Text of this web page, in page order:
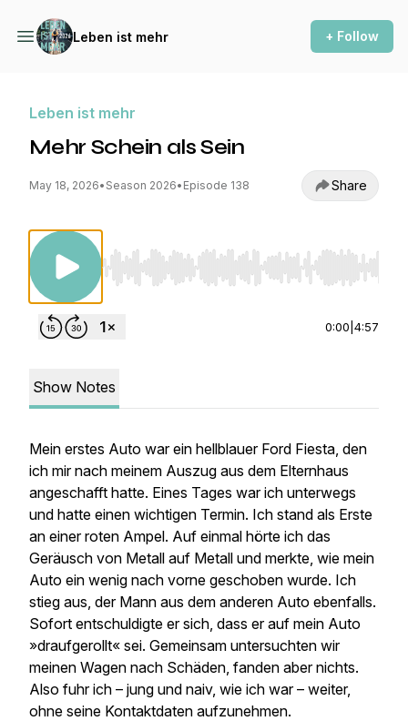
Leben ist mehr + Follow
Leben ist mehr
Mehr Schein als Sein
May 18, 2026• Season 2026• Episode 138 Share
Use Left/Right to seek, Home/End to jump to
0:00 4:57
Show Notes
Mein erstes Auto war ein hellblauer Ford Fiesta, den
ich mir nach meinem Auszug aus dem Elternhaus
angeschafft hatte. Eines Tages war ich unterwegs
und hatte einen wichtigen Termin. Ich stand als Erste
an einer roten Ampel. Auf einmal hörte ich das
Geräusch von Metall auf Metall und merkte, wie mein
Auto ein wenig nach vorne geschoben wurde. Ich
stieg aus, der Mann aus dem anderen Auto ebenfalls.
Sofort entschuldigte er sich, dass er auf mein Auto
»draufgerollt« sei. Gemeinsam untersuchten wir
meinen Wagen nach Schäden, fanden aber nichts.
Also fuhr ich – jung und naiv, wie ich war – weiter,
ohne seine Kontaktdaten aufzunehmen.